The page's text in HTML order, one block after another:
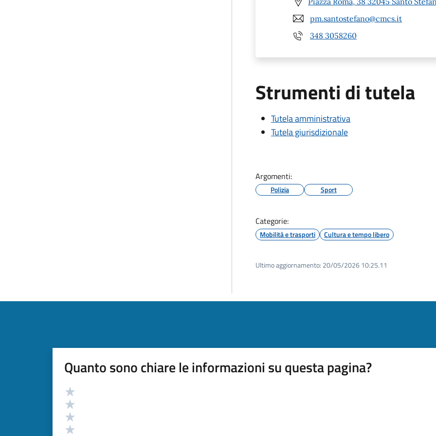
pm.santostefano@cmcs.it
348 3058260
Strumenti di tutela
Tutela amministrativa
Tutela giurisdizionale
Argomenti:
Polizia Sport
Categorie:
Mobilità e trasporti Cultura e tempo libero
Ultimo aggiornamento: 20/05/2026 10:25.11
Quanto sono chiare le informazioni su questa pagina?
Valutazione